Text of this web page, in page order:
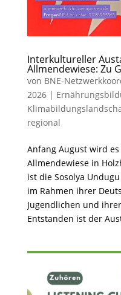
Interkultureller
Allmendewiese: Zu
von BNE-
2026|
regional
Anfang August wird
Allmendewiese in
ist die Sosolya
im Rahmen ihrer
Jugendlichen und
Entstanden ist der